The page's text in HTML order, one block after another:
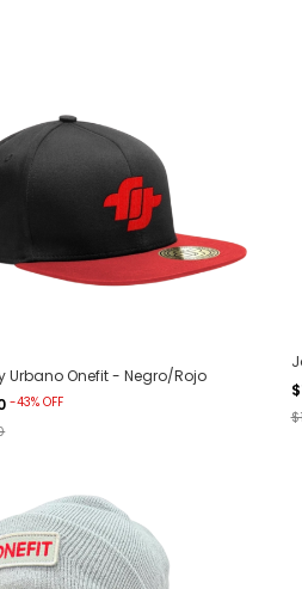
Urbano Onefit - Negro/Rojo
-43%OFF